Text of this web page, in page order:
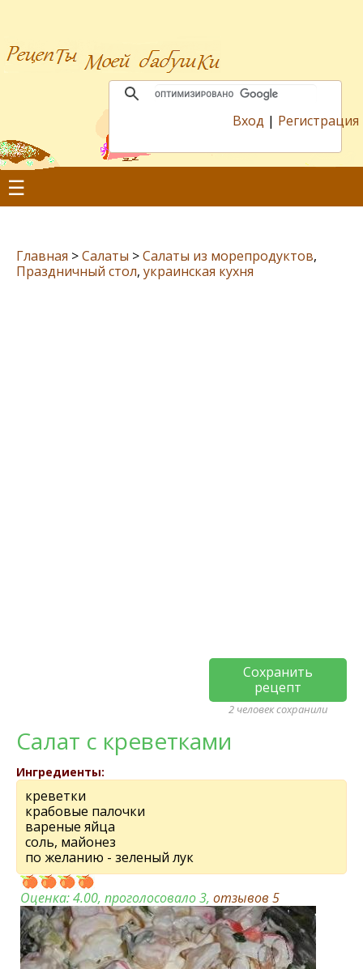
Вход | Регистрация
☰
Главная >Салаты >Салаты из морепродуктов,
Праздничный стол, украинская кухня
Сохранить
рецепт
2 человек сохранили
Салат с креветками
Ингредиенты:
креветки
крабовые палочки
вареные яйца
соль, майонез
по желанию - зеленый лук
Оценка:4.00, проголосовало 3, отзывов 5